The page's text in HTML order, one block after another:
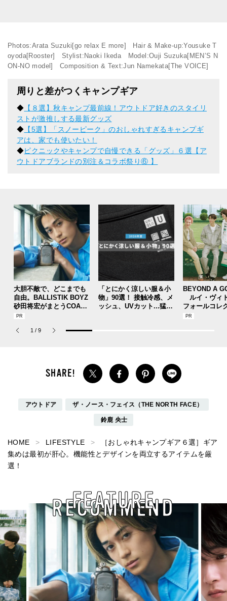
Photos:Arata Suzuki[go relax E more] Hair & Make-up:Yousuke T
oyoda[Rooster] Stylist:Naoki Ikeda Model:Ouji Suzuka[MEN’S N
ON-NO model] Composition & Text:Jun Namekata[The VOICE]
周りと差がつくキャンプギア
◆ 【８選】秋キャンプ最前線！アウトドア好きのスタイリ
ストが激推しする最新グッズ
◆ 【5選】「スノーピーク」のおしゃれすぎるキャンプギ
アは、家でも使いたい！
◆ピクニックやキャンプで自慢できる「グッズ」６選【ア
ウトドアブランドの別注＆コラボ祭り⑥ 】
大胆不敵で、どこまでも
自由。BALLISTIK BOYZ
砂田将宏がまとうCOACH
の新作フレグランス「コ
パルファム」
「とにかく涼しい服＆小
物」90選！ 接触冷感、メ
ッシュ、UVカット...猛暑
BEYOND A
ルイ・ヴィ
フォールコレ
描くプレッピ
1 / 9
アウトドア ザ・ノース・フェイス（THE NORTH FACE）
鈴鹿 央士
HOME LIFESTYLE
［おしゃれキャンプギア６選］ギア
集めは最初が肝心。機能性とデザインを両立するアイテムを厳
選！
RECOMMEND
FEATURE